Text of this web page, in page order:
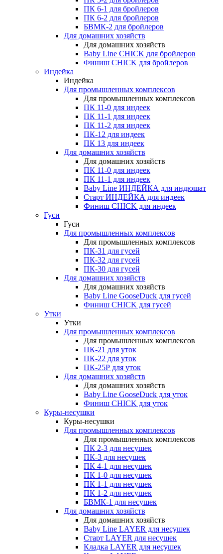
ПК 6-1 для бройлеров
ПК 6-2 для бройлеров
БВМК-2 для бройлеров
Для домашних хозяйств
Для домашних хозяйств
Baby Line CHICK для бройлеров
Финиш CHICK для бройлеров
Индейка
Индейка
Для промышленных комплексов
Для промышленных комплексов
ПК 11-0 для индеек
ПК 11-1 для индеек
ПК 11-2 для индеек
ПК-12 для индеек
ПК 13 для индеек
Для домашних хозяйств
Для домашних хозяйств
ПК 11-0 для индеек
ПК 11-1 для индеек
Baby Line ИНДЕЙКА для индюшат
Старт ИНДЕЙКА для индеек
Финиш CHICK для индеек
Гуси
Гуси
Для промышленных комплексов
Для промышленных комплексов
ПК-31 для гусей
ПК-32 для гусей
ПК-30 для гусей
Для домашних хозяйств
Для домашних хозяйств
Baby Line GooseDuck для гусей
Финиш CHICK для гусей
Утки
Утки
Для промышленных комплексов
Для промышленных комплексов
ПК-21 для уток
ПК-22 для уток
ПК-25Р для уток
Для домашних хозяйств
Для домашних хозяйств
Baby Line GooseDuck для уток
Финиш CHICK для уток
Куры-несушки
Куры-несушки
Для промышленных комплексов
Для промышленных комплексов
ПК 2-3 для несушек
ПК-3 для несушек
ПК 4-1 для несушек
ПК 1-0 для несушек
ПК 1-1 для несушек
ПК 1-2 для несушек
БВМК-1 для несушек
Для домашних хозяйств
Для домашних хозяйств
Baby Line LAYER для несушек
Старт LAYER для несушек
Кладка LAYER для несушек